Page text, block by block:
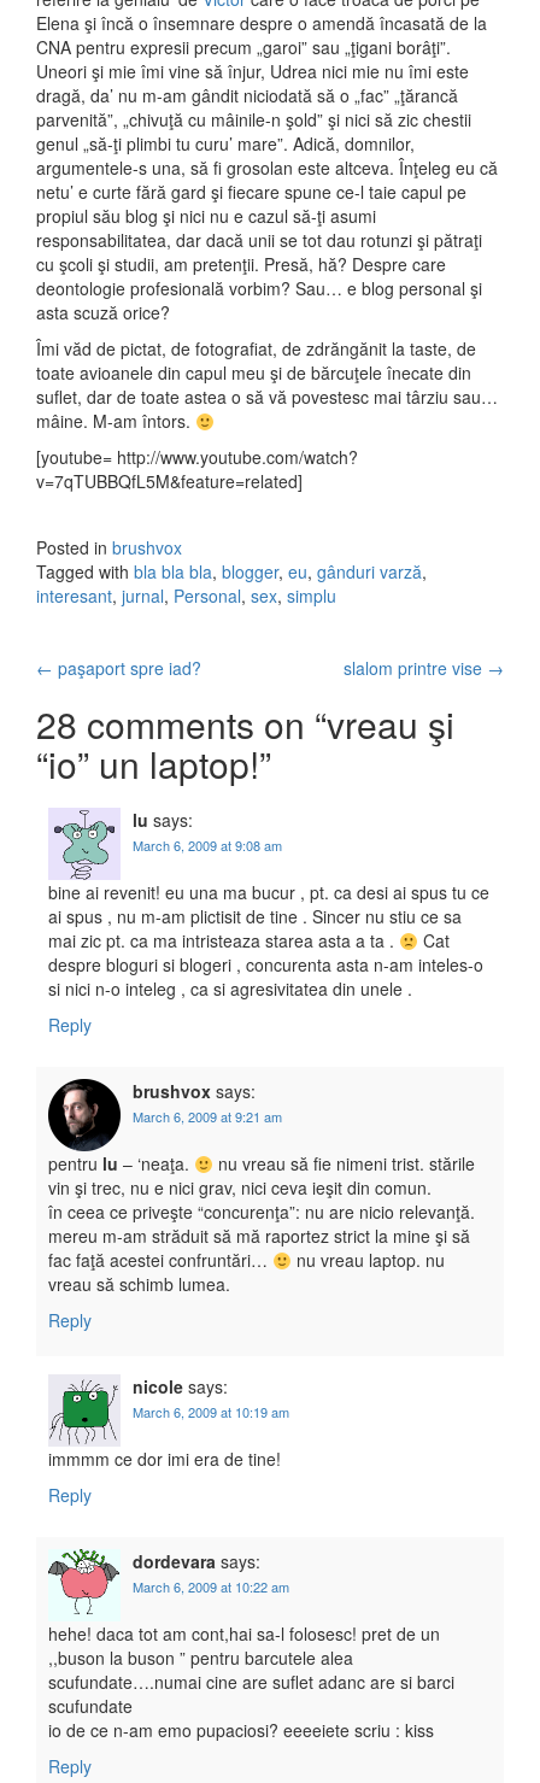
Elena şi încă o însemnare despre o amendă încasată de la
CNA pentru expresii precum „garoi” sau „ţigani borâţi”.
Uneori şi mie îmi vine să înjur, Udrea nici mie nu îmi este
dragă, da’ nu m-am gândit niciodată să o „fac” „ţărancă
parvenită”, „chivuţă cu mâinile-n şold” şi nici să zic chestii
genul „să-ţi plimbi tu curu’ mare”. Adică, domnilor,
argumentele-s una, să fi grosolan este altceva. Înţeleg eu că
netu’ e curte fără gard şi fiecare spune ce-l taie capul pe
propiul său blog şi nici nu e cazul să-ţi asumi
responsabilitatea, dar dacă unii se tot dau rotunzi şi pătraţi
cu şcoli şi studii, am pretenţii. Presă, hă? Despre care
deontologie profesională vorbim? Sau… e blog personal şi
asta scuză orice?
Îmi văd de pictat, de fotografiat, de zdrăngănit la taste, de
toate avioanele din capul meu şi de bărcuţele înecate din
suflet, dar de toate astea o să vă povestesc mai târziu sau…
mâine. M-am întors.
[youtube= http://www.youtube.com/watch?
v=7qTUBBQfL5M&feature=related]
Posted in brushvox
Tagged with bla bla bla, blogger, eu, gânduri varză,
interesant, jurnal, Personal, sex, simplu
Post navigation
← paşaport spre iad? slalom printre vise →
28 comments on “vreau şi
“io” un laptop!”
lu says:
March 6, 2009 at 9:08 am
bine ai revenit! eu una ma bucur , pt. ca desi ai spus tu ce
ai spus , nu m-am plictisit de tine . Sincer nu stiu ce sa
mai zic pt. ca ma intristeaza starea asta a ta .
Cat
despre bloguri si blogeri , concurenta asta n-am inteles-o
si nici n-o inteleg , ca si agresivitatea din unele .
Reply
brushvox says:
March 6, 2009 at 9:21 am
pentru lu – ‘neaţa.
nu vreau să fie nimeni trist. stările
vin şi trec, nu e nici grav, nici ceva ieşit din comun.
în ceea ce priveşte “concurenţa”: nu are nicio relevanţă.
mereu m-am străduit să mă raportez strict la mine şi să
fac faţă acestei confruntări…
nu vreau laptop. nu
vreau să schimb lumea.
Reply
nicole says:
March 6, 2009 at 10:19 am
immmm ce dor imi era de tine!
Reply
dordevara says:
March 6, 2009 at 10:22 am
hehe! daca tot am cont,hai sa-l folosesc! pret de un
,,buson la buson ” pentru barcutele alea
scufundate….numai cine are suflet adanc are si barci
scufundate
io de ce n-am emo pupaciosi? eeeeiete scriu : kiss
Reply